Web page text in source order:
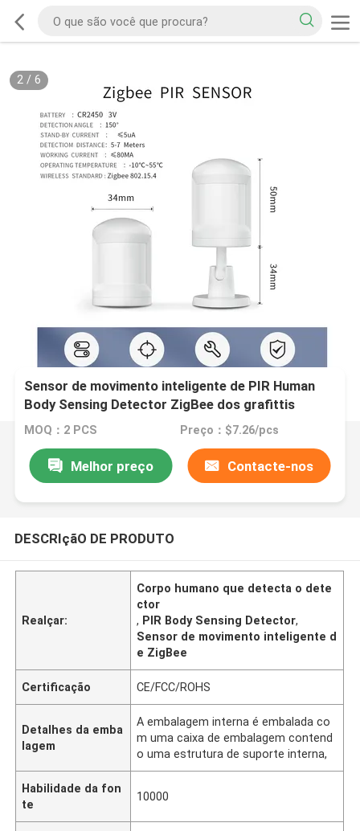
2/ 6
Sensor de movimento inteligente de PIR Human
Body Sensing Detector ZigBee dos grafittis
MOQ：2 PCS Preço：$7.26/pcs
Melhor preço Contacte-nos
DESCRIçãO DE PRODUTO
Realçar:
Corpo humano que detecta o dete
ctor
, PIR Body Sensing Detector,
Sensor de movimento inteligente d
e ZigBee
Certificação CE/FCC/ROHS
Detalhes da emba
lagem
A embalagem interna é embalada co
m uma caixa de embalagem contend
o uma estrutura de suporte interna,
Habilidade da fon
te
10000